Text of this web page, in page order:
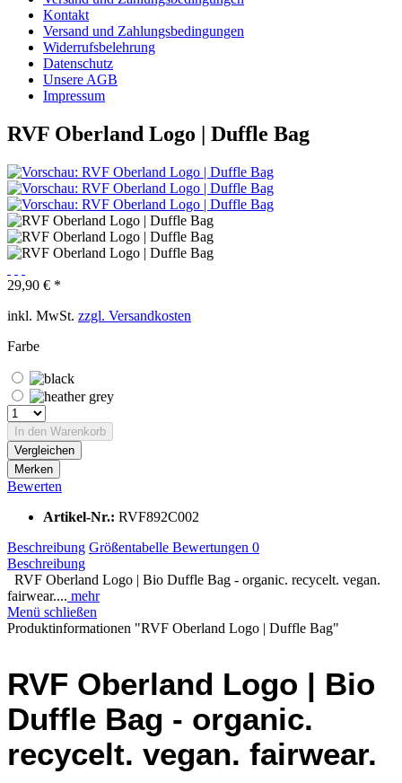
Kontakt
Versand und Zahlungsbedingungen
Widerrufsbelehrung
Datenschutz
Unsere AGB
Impressum
RVF Oberland Logo | Duffle Bag
29,90 € *
inkl. MwSt. zzgl. Versandkosten
Farbe
In den Warenkorb
Vergleichen
Merken
Bewerten
Artikel-Nr.: RVF892C002
Beschreibung Größentabelle Bewertungen 0
Beschreibung
RVF Oberland Logo | Bio Duffle Bag - organic. recycelt. vegan.
fairwear.... mehr
Menü schließen
Produktinformationen "RVF Oberland Logo | Duffle Bag"
RVF Oberland Logo | Bio
Duffle Bag - organic.
recycelt. vegan. fairwear.